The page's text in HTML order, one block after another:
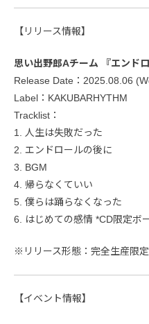
【リリース情報】
思い出野郎Aチーム 『エンドロ
Release Date：2025.08.06
Label：KAKUBARHYTHM
Tracklist：
1. 人生は失敗だった
2. エンドロールの後に
3. BGM
4. 帰らなくていい
5. 僕らは踊らなくなった
6. はじめての感情 *CD限定ボ
※リリース形態：完全生産限
【イベント情報】